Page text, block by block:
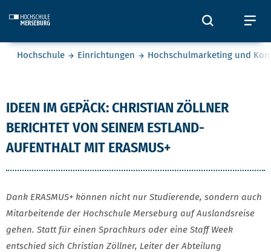
Öffnet
Sie befinden sich hier:
Hochschule Einrichtungen Hochschulmarketing und
IDEEN IM GEPÄCK: CHRISTIAN ZÖLLNER
BERICHTET VON SEINEM ESTLAND-
AUFENTHALT MIT ERASMUS+
Dank ERASMUS+ können nicht nur Studierende, sondern auch
Mitarbeitende der Hochschule Merseburg auf Auslandsreise
gehen. Statt für einen Sprachkurs oder eine Staff Week
entschied sich Christian Zöllner, Leiter der Abteilung